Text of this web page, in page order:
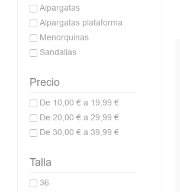
Alpargatas
Alpargatas plataforma
Menorquinas
Sandalias
Precio
De 10,00 € a 19,99 €
De 20,00 € a 29,99 €
De 30,00 € a 39,99 €
Talla
36